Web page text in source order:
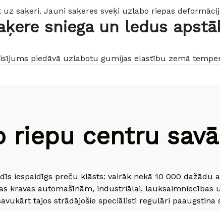
saķeri. Jauni saķeres sveķi uzlabo riepas
sniega un ledus
piedāvā uzlabotu gumijas elastību zemā
riepu centru
iespaidīgs preču klāsts: vairāk nekā 10 000 dažādu
kravas automašīnām, industriālai, lauksaimniecības
tajos strādājošie speciālisti regulāri paaugstina